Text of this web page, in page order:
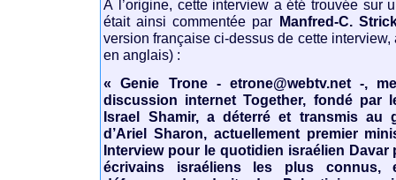
À l’origine, cette interview a été trouvée sur
était ainsi commentée par Manfred-C.
version française ci-dessus de cette interview,
en anglais) :
« Genie Trone - etrone@webtv.net -,
discussion internet Together, fondé par
Israel Shamir, a déterré et transmis au
d’Ariel Sharon, actuellement premier
Interview pour le quotidien israélien Davar
écrivains israéliens les plus connus,